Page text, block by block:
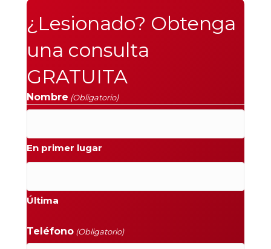
¿Lesionado? Obtenga
una consulta
GRATUITA
Nombre (Obligatorio)
En primer lugar
Última
Teléfono (Obligatorio)